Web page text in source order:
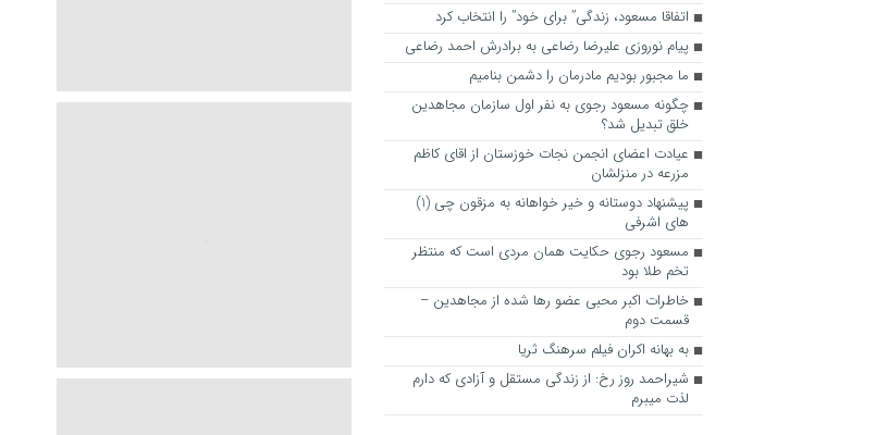
اتفاقا مسعود، زندگی” برای خود” را انتخاب کرد
پیام نوروزی علیرضا رضاعی به برادرش احمد رضاعی
ما مجبور بودیم مادرمان را دشمن بنامیم
چگونه مسعود رجوی به نفر اول سازمان مجاهدین
خلق تبدیل شد؟
عیادت اعضای انجمن نجات خوزستان از اقای کاظم
مزرعه در منزلشان
پیشنهاد دوستانه و خیر خواهانه به مزقون چی (1)
های اشرفی
مسعود رجوی حکایت همان مردی است که منتظر
تخم طلا بود
خاطرات اکبر محبی عضو رها شده از مجاهدین –
قسمت دوم
به ‌بهانه اکران فیلم سرهنگ ثریا
شیراحمد روز رخ: از زندگی مستقل و آزادی که دارم
لذت میبرم